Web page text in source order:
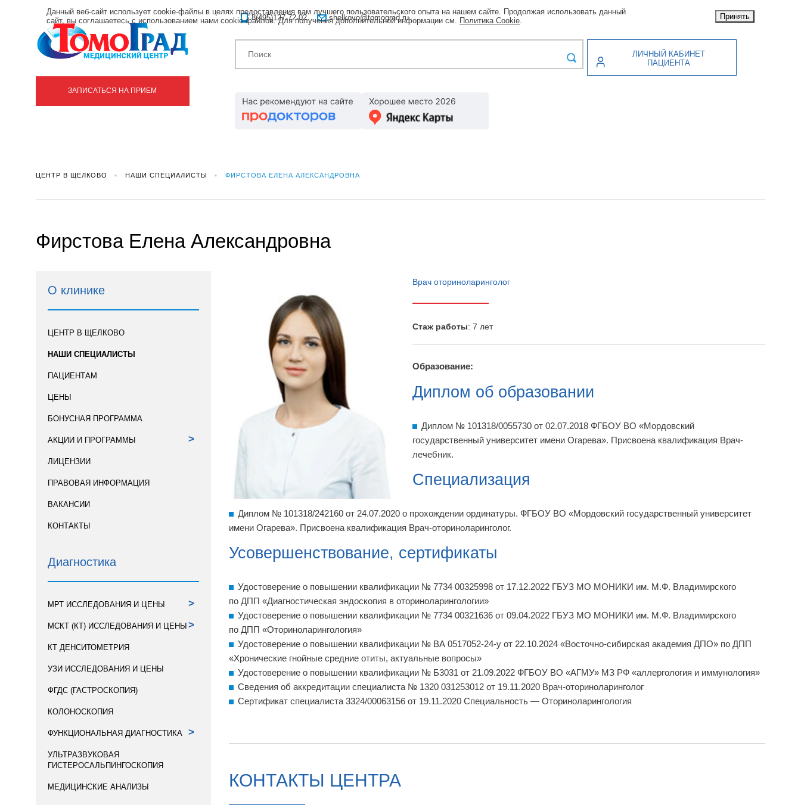
8(495)127-72-02 shelkovo@tomograd.ru
ЗАПИСАТЬСЯ НА ПРИЕМ
ЛИЧНЫЙ КАБИНЕТ
ПАЦИЕНТА
ЦЕНТР В ЩЕЛКОВО НАШИ СПЕЦИАЛИСТЫ ФИРСТОВА ЕЛЕНА АЛЕКСАНДРОВНА
Фирстова Елена Александровна
О клинике
ЦЕНТР В ЩЕЛКОВО
НАШИ СПЕЦИАЛИСТЫ
ПАЦИЕНТАМ
ЦЕНЫ
БОНУСНАЯ ПРОГРАММА
АКЦИИ И ПРОГРАММЫ >
ЛИЦЕНЗИИ
ПРАВОВАЯ ИНФОРМАЦИЯ
ВАКАНСИИ
КОНТАКТЫ
Диагностика
МРТ ИССЛЕДОВАНИЯ И ЦЕНЫ >
МСКТ (КТ) ИССЛЕДОВАНИЯ И ЦЕНЫ >
КТ ДЕНСИТОМЕТРИЯ
УЗИ ИССЛЕДОВАНИЯ И ЦЕНЫ
ФГДС (ГАСТРОСКОПИЯ)
КОЛОНОСКОПИЯ
ФУНКЦИОНАЛЬНАЯ ДИАГНОСТИКА >
УЛЬТРАЗВУКОВАЯ
ГИСТЕРОСАЛЬПИНГОСКОПИЯ
МЕДИЦИНСКИЕ АНАЛИЗЫ
Врач оториноларинголог
Cтаж работы: 7 лет
Образование:
Диплом об образовании
Диплом № 101318/0055730 от 02.07.2018 ФГБОУ ВО «Мордовский
государственный университет имени Огарева». Присвоена квалификация Врач-
лечебник.
Специализация
Диплом № 101318/242160 от 24.07.2020 о прохождении ординатуры. ФГБОУ ВО «Мордовский государственный университет
имени Огарева». Присвоена квалификация Врач-оториноларинголог.
Усовершенствование, сертификаты
Удостоверение о повышении квалификации № 7734 00325998 от 17.12.2022 ГБУЗ МО МОНИКИ им. М.Ф. Владимирского
по ДПП «Диагностическая эндоскопия в оториноларингологии»
Удостоверение о повышении квалификации № 7734 00321636 от 09.04.2022 ГБУЗ МО МОНИКИ им. М.Ф. Владимирского
по ДПП «Оториноларингология»
Удостоверение о повышении квалификации № ВА 0517052-24-у от 22.10.2024 «Восточно-сибирская академия ДПО» по ДПП
«Хронические гнойные средние отиты, актуальные вопросы»
Удостоверение о повышении квалификации № Б3031 от 21.09.2022 ФГБОУ ВО «АГМУ» МЗ РФ «аллергология и иммунология»
Сведения об аккредитации специалиста № 1320 031253012 от 19.11.2020 Врач-оториноларинголог
Сертификат специалиста 3324/00063156 от 19.11.2020 Специальность — Оториноларингология
КОНТАКТЫ ЦЕНТРА
Данный веб-сайт использует cookie-файлы в целях предоставления вам лучшего пользовательского опыта на нашем сайте. Продолжая использовать данный
сайт, вы соглашаетесь с использованием нами cookie-файлов. Для получения дополнительной информации см. Политика Cookie. Принять